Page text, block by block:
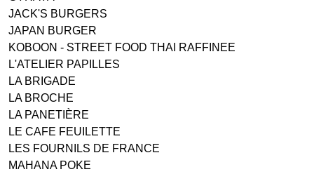
JACK'S BURGERS
JAPAN BURGER
KOBOON - STREET FOOD THAI RAFFINEE
L'ATELIER PAPILLES
LA BRIGADE
LA BROCHE
LA PANETIÈRE
LE CAFE FEUILETTE
LES FOURNILS DE FRANCE
MAHANA POKE